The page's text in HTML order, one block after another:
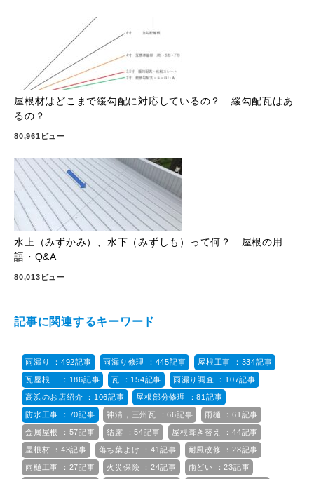
屋根材はどこまで緩勾配に対応しているの？ 緩勾配瓦はあ
るの？
80,961ビュー
水上（みずかみ）、水下（みずしも）って何？ 屋根の用
語・Q&A
80,013ビュー
記事に関連するキーワード
雨漏り ：492記事 雨漏り修理 ：445記事 屋根工事 ：334記事
瓦屋根 ：186記事 瓦 ：154記事 雨漏り調査 ：107記事
高浜のお店紹介 ：106記事 屋根部分修理 ：81記事
防水工事 ：70記事 神清，三州瓦 ：66記事 雨樋 ：61記事
金属屋根 ：57記事 結露 ：54記事 屋根葺き替え ：44記事
屋根材 ：43記事 落ち葉よけ ：41記事 耐風改修 ：28記事
雨樋工事 ：27記事 火災保険 ：24記事 雨どい ：23記事